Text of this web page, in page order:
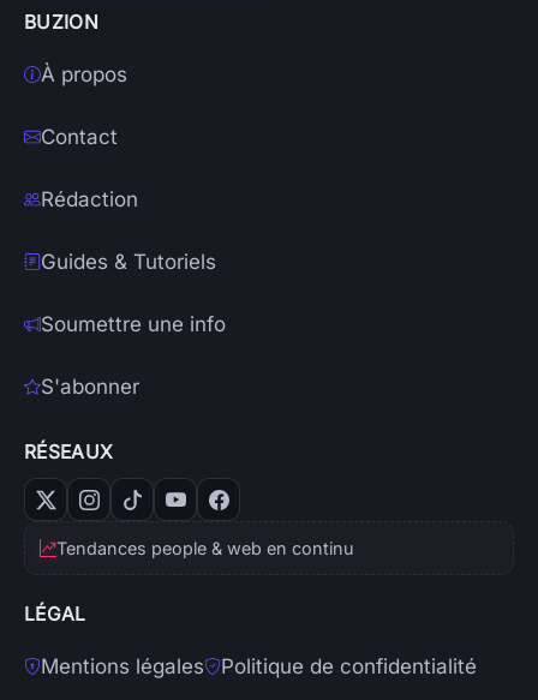
BUZION
À propos
Contact
Rédaction
Guides & Tutoriels
Soumettre une info
S'abonner
RÉSEAUX
Tendances people & web en continu
LÉGAL
Mentions légales Politique de confidentialité